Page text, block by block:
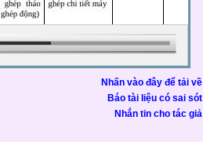
Nhấn vào đây để tải về
Báo tài liệu có sai sót
Nhắn tin cho tác giả